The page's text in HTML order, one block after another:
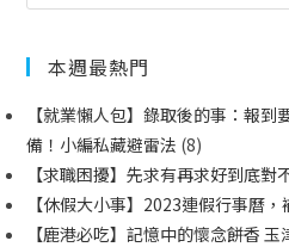
本週最熱門
【就業懶人包】錄取後的事：報
備！小編私藏避雷法 (8)
【求職困擾】先求有再求好到底對
【休假大小事】2023連假行事曆
【鹿港必吃】記憶中的懷念餅香